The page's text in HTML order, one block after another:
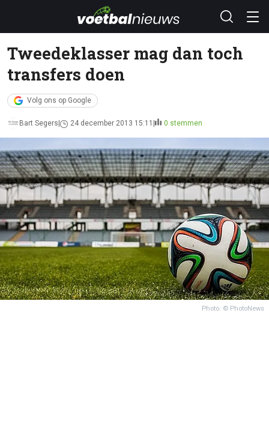
Tweedeklasser mag dan toch
transfers doen
Volg ons op Google
Bart Segers 24 december 2013 15:11 0 stemmen
Photo: © PhotoNews